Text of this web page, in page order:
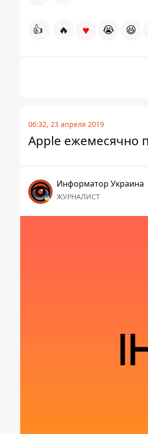
👍 🔥 ♥ 😭 😆
06:32, 23 апреля 2019
Apple ежемесячно
Информатор Украина
ЖУРНАЛИСТ